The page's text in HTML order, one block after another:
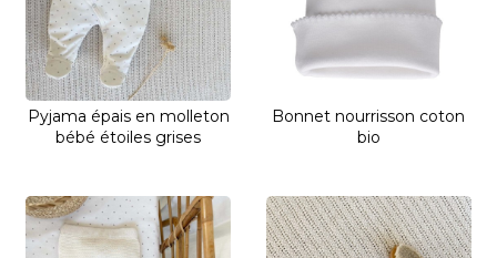
Pyjama épais en molleton
bébé étoiles grises
Bonnet nourrisson coton
bio